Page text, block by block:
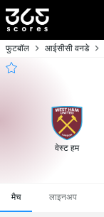
फुटबॉल आईसीसी वनडे
वेस्ट हम
मैच लाइनअप